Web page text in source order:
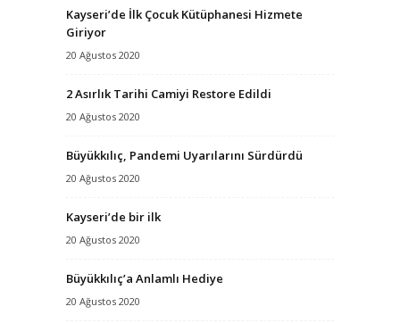
Kayseri’de İlk Çocuk Kütüphanesi Hizmete
Giriyor
20 Ağustos 2020
2 Asırlık Tarihi Camiyi Restore Edildi
20 Ağustos 2020
Büyükkılıç, Pandemi Uyarılarını Sürdürdü
20 Ağustos 2020
Kayseri’de bir ilk
20 Ağustos 2020
Büyükkılıç’a Anlamlı Hediye
20 Ağustos 2020